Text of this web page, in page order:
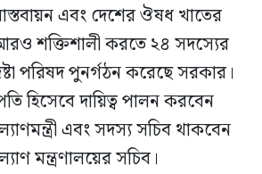
এবং দেশের ঔষধ খাতের
শক্তিশালী করতে ২৪ সদস্যের
পরিষদ পুনর্গঠন করেছে সরকার।
হিসেবে দায়িত্ব পালন করবেন
এবং সদস্য সচিব থাকবেন
মন্ত্রণালয়ের সচিব।